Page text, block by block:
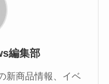
編集部
新商品情報、イベ